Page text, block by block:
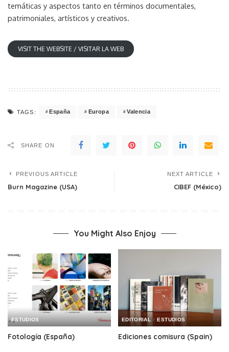
temáticas y aspectos tanto en términos documentales,
patrimoniales, artísticos y creativos.
VISIT THE WEBSITE / VISITAR LA WEB
TAGS: España Europa Valencia
SHARE ON
PREVIOUS ARTICLE
Burn Magazine (USA)
NEXT ARTICLE
CIBEF (México)
You Might Also Enjoy
ESTUDIOS
Fotología (España)
EDITORIAL ESTUDIOS
Ediciones comisura (Spain)